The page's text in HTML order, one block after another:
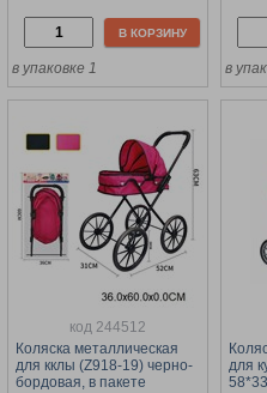
В КОРЗИНУ
в упаковке 1 в
код 244512
Коляска металлическая
для кклы (Z918-19) черно-
бордовая, в пакете
для